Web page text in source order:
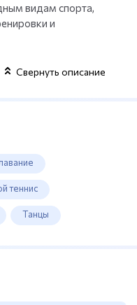
видам спорта,
и
Свернуть описание
теннис
Танцы